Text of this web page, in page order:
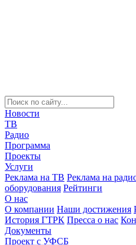
Новости
ТВ
Радио
Программа
Проекты
Услуги
Реклама на ТВ Реклама на
оборудования Рейтинги
О нас
О компании Наши достижения
История ГТРК Пресса о нас
Документы
Проект с УФСБ